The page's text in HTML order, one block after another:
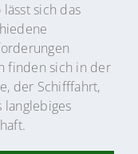
sich das
finden sich in der
der Schifffahrt,
langlebiges